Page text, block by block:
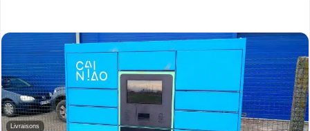
Livraisons